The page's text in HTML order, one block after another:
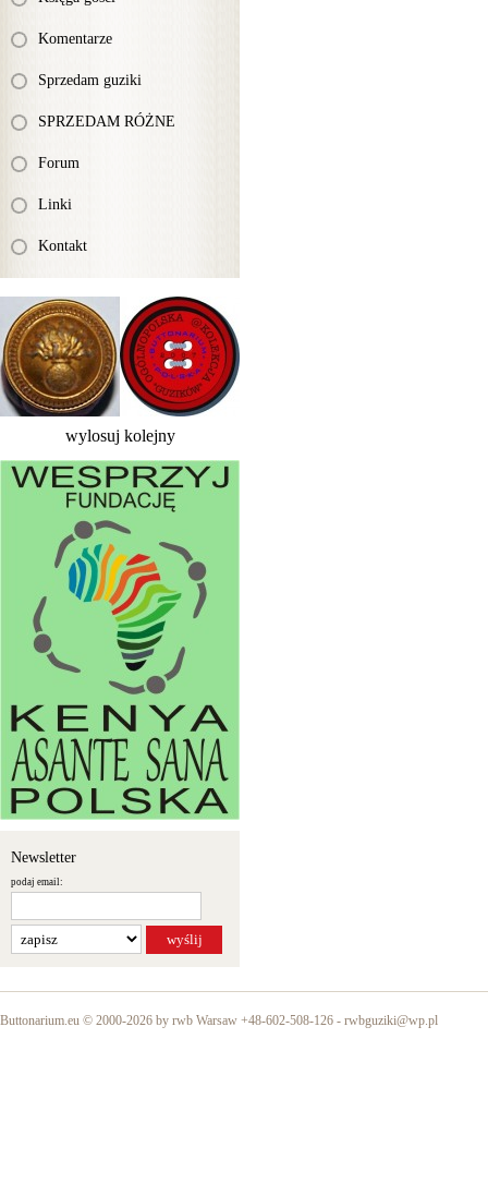
Komentarze
Sprzedam guziki
SPRZEDAM RÓŻNE
Forum
Linki
Kontakt
wylosuj kolejny
Newsletter
podaj email:
Buttonarium.eu © 2000-2026 by rwb Warsaw +48-602-508-126 - rwbguziki@wp.pl